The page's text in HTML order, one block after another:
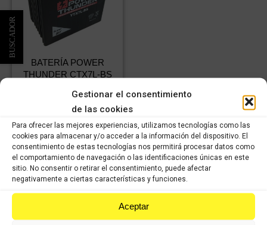
Gestionar el consentimiento
de las cookies
Para ofrecer las mejores experiencias, utilizamos tecnologías como las
cookies para almacenar y/o acceder a la información del dispositivo. El
consentimiento de estas tecnologías nos permitirá procesar datos como
el comportamiento de navegación o las identificaciones únicas en este
sitio. No consentir o retirar el consentimiento, puede afectar
negativamente a ciertas características y funciones.
Aceptar
BATERÍA POWER
THUNDER CTX7L-BS
€ IVA
incluido
Comprar